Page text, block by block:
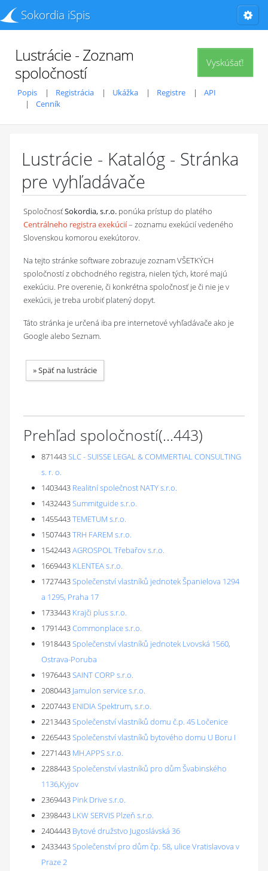
Sokordia iSpis
Vyskúšať!
Lustrácie - Zoznam
spoločností
Popis Registrácia Ukážka Registre
API
Cenník
Lustrácie - Katalóg - Stránka
pre vyhľadávače
SpoločnosťSokordia, s.r.o. ponúka prístup do platého
Centrálneho registra exekúcií– zoznamu exekúcií vedeného
Slovenskou komorou exekútorov.
Na tejto stránke software zobrazuje zoznam VŠETKÝCH
spoločností z obchodného registra, nielen tých, ktoré majú
exekúciu. Pre overenie, či konkrétna spoločnosť je či nie je v
exekúcii, je treba urobiť platený dopyt.
Táto stránka je určená iba pre internetové vyhľadávače ako je
Google alebo Seznam.
»Späť na lustrácie
Prehľad spoločností(...443)
871443SLC - SUISSE LEGAL & COMMERTIAL CONSULTING
s. r. o.
1403443 Realitní společnost NATY s.r.o.
1432443Summitguide s.r.o.
1455443TEMETUM s.r.o.
1507443TRH FAREM s.r.o.
1542443AGROSPOL Třebařov s.r.o.
1669443 KLENTEA s.r.o.
1727443Společenství vlastníků jednotek Španielova 1294
a 1295, Praha 17
1733443 Krajči plus s.r.o.
1791443Commonplace s.r.o.
1918443Společenství vlastníků jednotek Lvovská 1560,
Ostrava-Poruba
1976443SAINT CORP s.r.o.
2080443 Jamulon service s.r.o.
2207443 ENIDIA Spektrum, s.r.o.
2213443Společenství vlastníků domu č.p. 45 Ločenice
2265443Společenství vlastníků bytového domu U Boru I
2271443 MH.APPS s.r.o.
2288443Společenství vlastníků pro dům Švabinského
1136,Kyjov
2369443 Pink Drive s.r.o.
2398443 LKW SERVIS Plzeň s.r.o.
2404443 Bytové družstvo Jugoslávská 36
2433443Společenství pro dům čp. 58, ulice Vratislavova v
Praze 2